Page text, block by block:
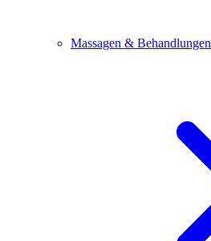
Massagen & Behandlungen